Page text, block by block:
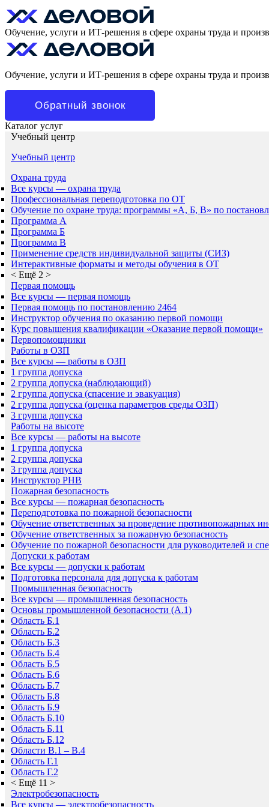
Обучение, услуги и ИТ-решения в сфере охраны труда и
Обучение, услуги и ИТ-решения в сфере охраны труда и
Обратный звонок
Каталог услуг
Учебный центр
Учебный центр
Охрана труда
Все курсы — охрана труда
Профессиональная переподготовка по ОТ
Обучение по охране труда: программы «А, Б, В» по
Программа А
Программа Б
Программа В
Применение средств индивидуальной защиты (СИЗ)
Интерактивные форматы и методы обучения в ОТ
< Ещё 2 >
Первая помощь
Все курсы — первая помощь
Первая помощь по постановлению 2464
Инструктор обучения по оказанию первой помощи
Курс повышения квалификации «Оказание первой помощи»
Первопомощники
Работы в ОЗП
Все курсы — работы в ОЗП
1 группа допуска
2 группа допуска (наблюдающий)
2 группа допуска (спасение и эвакуация)
2 группа допуска (оценка параметров среды ОЗП)
3 группа допуска
Работы на высоте
Все курсы — работы на высоте
1 группа допуска
2 группа допуска
3 группа допуска
Инструктор РНВ
Пожарная безопасность
Все курсы — пожарная безопасность
Переподготовка по пожарной безопасности
Обучение ответственных за проведение противопожарных
Обучение ответственных за пожарную безопасность
Обучение по пожарной безопасности для руководителей и
Допуски к работам
Все курсы — допуски к работам
Подготовка персонала для допуска к работам
Промышленная безопасность
Все курсы — промышленная безопасность
Основы промышленной безопасности (A.1)
Область Б.1
Область Б.2
Область Б.3
Область Б.4
Область Б.5
Область Б.6
Область Б.7
Область Б.8
Область Б.9
Область Б.10
Область Б.11
Область Б.12
Области В.1 – В.4
Область Г.1
Область Г.2
< Ещё 11 >
Электробезопасность
Все курсы — электробезопасность